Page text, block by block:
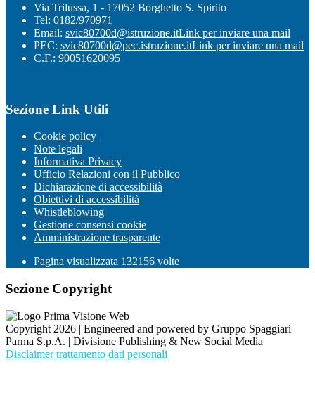
Via Trilussa, 1 - 17052 Borghetto S. Spirito
Tel: 0182/970971
Email: svic80700d@istruzione.itLink per inviare una mail
PEC: svic80700d@pec.istruzione.itLink per inviare una mail
C.F.: 90051620095
Sezione Link Utili
Cookie policy
Note legali
Informativa Privacy
Ufficio Relazioni con il Pubblico
Dichiarazione di accessibilità
Obiettivi di accessibilità
Whistleblowing
Gestione consensi cookie
Amministrazione trasparente
Pagina visualizzata 132156 volte
Sezione Copyright
Copyright 2026 | Engineered and powered by Gruppo Spaggiari
Parma S.p.A. | Divisione Publishing & New Social Media
Disclaimer trattamento dati personali